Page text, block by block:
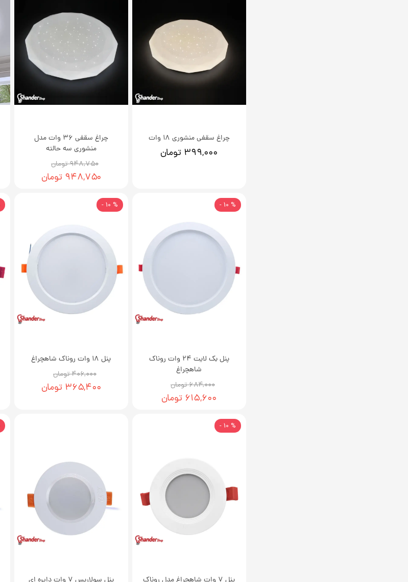
چراغ سقفی منشوری 18 وات
۳۹۹,۰۰۰ تومان
چراغ سقفی 36 وات مدل
منشوری سه حالته
۹۴۸,۷۵۰ تومان
۹۴۸,۷۵۰ تومان
پنل بک لایت 24 وات روناک
شاهچراغ
۶۸۴,۰۰۰ تومان
۶۱۵,۶۰۰ تومان
% 10 -
پنل 18 وات روناک شاهچراغ
۴۰۶,۰۰۰ تومان
۳۶۵,۴۰۰ تومان
% 10 -
% 10 -